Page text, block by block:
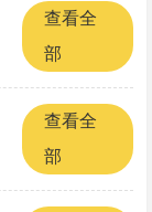
查看全
部
查看全
部